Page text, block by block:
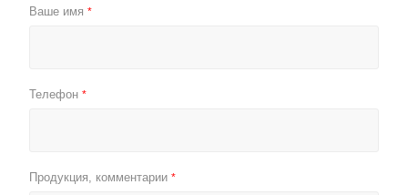
Ваше имя *
Телефон *
Продукция, комментарии *